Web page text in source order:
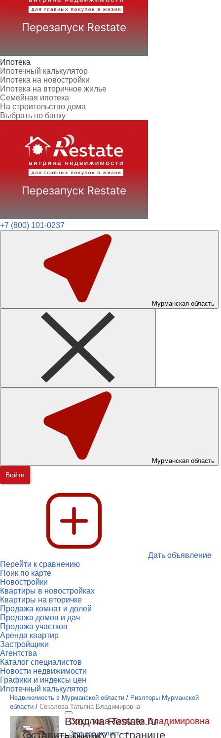
Ипотека
Ипотечный калькулятор
Ипотека на новостройки
Ипотека на вторичное жилье
Семейная ипотека
На строительство дома
Выбрать по банку
+7 (800) 101-0237
Мурманская область
Мурманская область
Войти
Дать объявление
Перейти к сравнению
Поик по карте
Новостройки
Квартиры в новостройках
Квартиры на вторичке
Продажа комнат и долей
Продажа домов и дач
Продажа участков
Аренда квартир
Застройщики
Агентства
Каталог специалистов
Новости недвижимости
Графики и индексы цен
Ипотечный калькулятор
Вход на Restate.ru
Недвижимость в Мурманской области / Риэлторы Мурманской
области / Соколова Татьяна Владимировна
Соколова Татьяна Владимировна
Этот специалист - я
Оставить оценку о странице